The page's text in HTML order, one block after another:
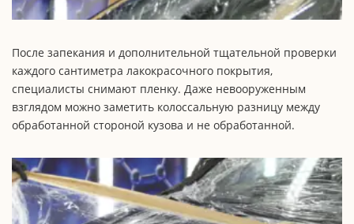
После запекания и дополнительной тщательной проверки
каждого сантиметра лакокрасочного покрытия,
специалисты снимают пленку. Даже невооруженным
взглядом можно заметить колоссальную разницу между
обработанной стороной кузова и не обработанной.